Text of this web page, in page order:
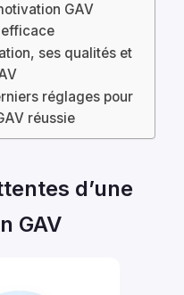
GAV
ses qualités et
réglages pour
réussie
d’une
GAV